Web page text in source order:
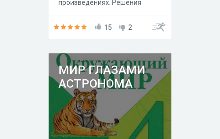
произведениях. Решения
15
2
МИР ГЛАЗАМИ
АСТРОНОМА